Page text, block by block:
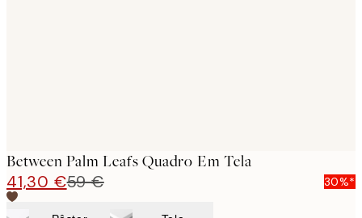
Between Palm Leafs Quadro Em Tela
41,30 €59 € 30%*